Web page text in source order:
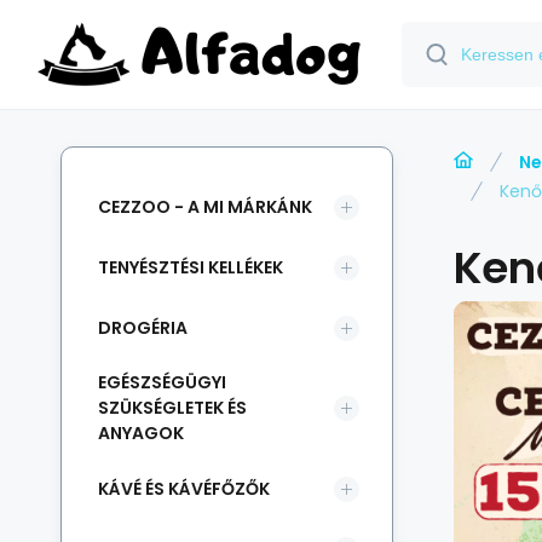
CEZZOO - A MI MÁRKÁNK
TENYÉSZTÉSI KELLÉKEK
DROGÉRIA
EGÉSZSÉGÜGYI
SZÜKSÉGLETEK ÉS
ANYAGOK
KÁVÉ ÉS KÁVÉFŐZŐK